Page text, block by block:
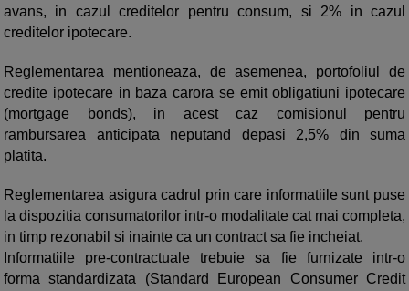
avans, in cazul creditelor pentru consum, si 2% in cazul
creditelor ipotecare.
Reglementarea mentioneaza, de asemenea, portofoliul de
credite ipotecare in baza carora se emit obligatiuni ipotecare
(mortgage bonds), in acest caz comisionul pentru
rambursarea anticipata neputand depasi 2,5% din suma
platita.
Reglementarea asigura cadrul prin care informatiile sunt puse
la dispozitia consumatorilor intr-o modalitate cat mai completa,
in timp rezonabil si inainte ca un contract sa fie incheiat.
Informatiile pre-contractuale trebuie sa fie furnizate intr-o
forma standardizata (Standard European Consumer Credit